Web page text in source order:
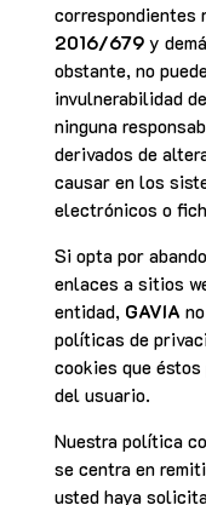
correspondientes
2016/679 y
obstante, no
invulnerabilidad
ninguna
derivados de
causar en los
electrónicos o
Si opta por
enlaces a sitios
entidad, GAVIA
políticas de
cookies que
del usuario.
Nuestra política
se centra en
usted haya